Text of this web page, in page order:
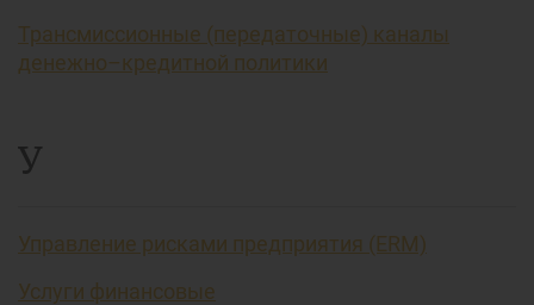
Трансмиссионные (передаточные) каналы
денежно–кредитной политики
У
Управление рисками предприятия (ERM)
Услуги финансовые